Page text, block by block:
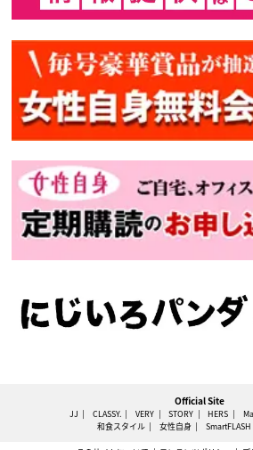
Official Site
JJ CLASSY. VERY STORY HERS
和食スタイル
女性自身 SmartFLASH